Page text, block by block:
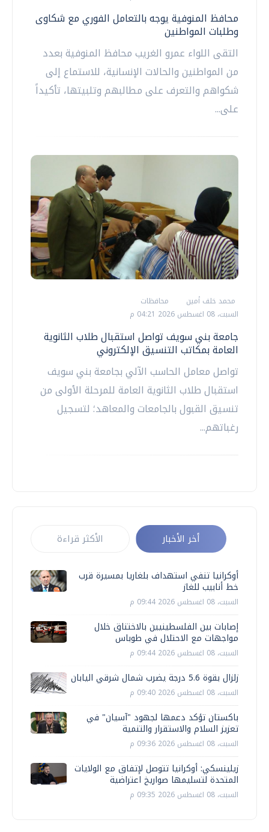
محافظ المنوفية يوجه بالتعامل الفوري مع شكاوى
وطلبات المواطنين
التقى اللواء عمرو الغريب محافظ المنوفية بعدد
من المواطنين والحالات الإنسانية، للاستماع إلى
شكواهم والتعرف على مطالبهم وتلبيتها، تأكيداً
على...
محمد خلف أمين
محافظات
السبت، 08 اغسطس 2026 04:21 م
جامعة بني سويف تواصل استقبال طلاب الثانوية
العامة بمكاتب التنسيق الإلكتروني
تواصل معامل الحاسب الآلي بجامعة بني سويف
استقبال طلاب الثانوية العامة للمرحلة الأولى من
تنسيق القبول بالجامعات والمعاهد؛ لتسجيل
رغباتهم...
أخر الأخبار الأكثر قراءة
أوكرانيا تنفي استهداف بلغاريا بمسيرة قرب
خط أنابيب للغاز
السبت، 08 اغسطس 2026 09:44 م
إصابات بين الفلسطينيين بالاختناق خلال
مواجهات مع الاحتلال في طوباس
السبت، 08 اغسطس 2026 09:44 م
زلزال بقوة 5.6 درجة يضرب شمال شرقي اليابان
السبت، 08 اغسطس 2026 09:40 م
باكستان تؤكد دعمها لجهود "آسيان" في
تعزيز السلام والاستقرار والتنمية
السبت، 08 اغسطس 2026 09:36 م
زيلينسكي: أوكرانيا تتوصل لإتفاق مع الولايات
المتحدة لتسليمها صواريخ اعتراضية
السبت، 08 اغسطس 2026 09:35 م